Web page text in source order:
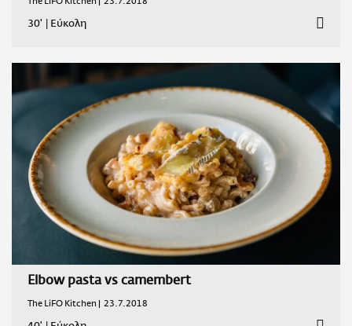
30' | Εύκολη
Elbow pasta vs camembert
The LiFO Kitchen | 23.7.2018